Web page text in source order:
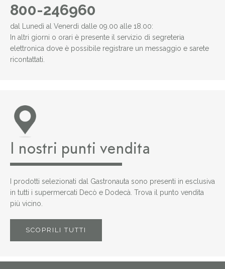
800-246960
dal Lunedì al Venerdì dalle 09.00 alle 18.00:
In altri giorni o orari è presente il servizio di segreteria
elettronica dove è possibile registrare un messaggio e sarete
ricontattati.
I nostri punti vendita
I prodotti selezionati dal Gastronauta sono presenti in esclusiva
in tutti i supermercati Decò e Dodecà. Trova il punto vendita
più vicino.
SCOPRILI TUTTI